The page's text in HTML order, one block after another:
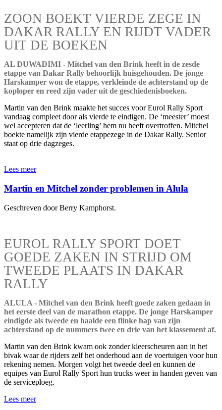
ZOON BOEKT VIERDE ZEGE IN
DAKAR RALLY EN RIJDT VADER
UIT DE BOEKEN
AL DUWADIMI - Mitchel van den Brink heeft in de zesde
etappe van Dakar Rally behoorlijk huisgehouden. De jonge
Harskamper won de etappe, verkleinde de achterstand op de
koploper en reed zijn vader uit de geschiedenisboeken.
Martin van den Brink maakte het succes voor Eurol Rally Sport
vandaag compleet door als vierde te eindigen. De ‘meester’ moest
wel accepteren dat de ‘leerling’ hem nu heeft overtroffen. Mitchel
boekte namelijk zijn vierde etappezege in de Dakar Rally. Senior
staat op drie dagzeges.
Lees meer
Martin en Mitchel zonder problemen in Alula
Geschreven door Berry Kamphorst.
EUROL RALLY SPORT DOET
GOEDE ZAKEN IN STRIJD OM
TWEEDE PLAATS IN DAKAR
RALLY
ALULA - Mitchel van den Brink heeft goede zaken gedaan in
het eerste deel van de marathon etappe. De jonge Harskamper
eindigde als tweede en haalde een flinke hap van zijn
achterstand op de nummers twee en drie van het klassement af.
Martin van den Brink kwam ook zonder kleerscheuren aan in het
bivak waar de rijders zelf het onderhoud aan de voertuigen voor hun
rekening nemen. Morgen volgt het tweede deel en kunnen de
equipes van Eurol Rally Sport hun trucks weer in handen geven van
de serviceploeg.
Lees meer